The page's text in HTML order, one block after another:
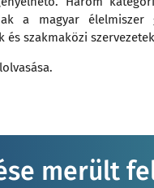
a magyar élelmiszer
és szakmaközi
merült